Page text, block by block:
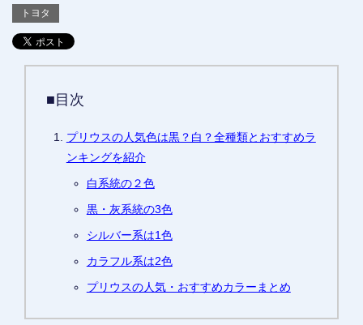
トヨタ
■目次
プリウスの人気色は黒？白？全種類とおすすめラ
ンキングを紹介
白系統の２色
黒・灰系統の3色
シルバー系は1色
カラフル系は2色
プリウスの人気・おすすめカラーまとめ